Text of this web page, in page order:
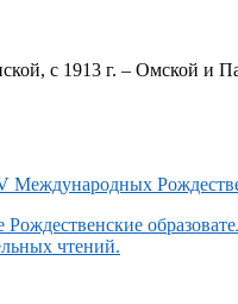
с 1913 г. – Омской и
чтений.